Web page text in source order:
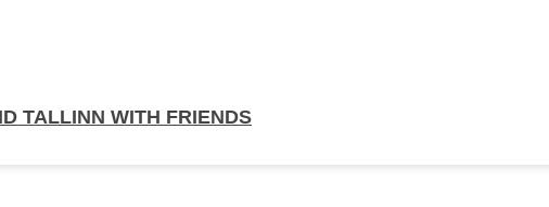
TALLINN WITH FRIENDS